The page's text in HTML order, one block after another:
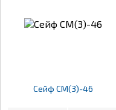
Сейф СМ(3)-46